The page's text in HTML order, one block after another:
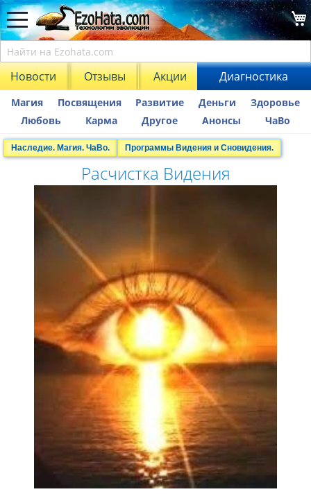
Новости Отзывы Акции Диагностика
Магия Посвящения Развитие Деньги
Здоровье
Любовь
Карма Другое Анонсы ЧаВо
Наследие. Магия. ЧаВо. Программы Видения и Сновидения.
Расчистка Видения